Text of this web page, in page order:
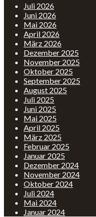
Juli 2026
Juni 2026
Mai 2026
April 2026
März 2026
Dezember 2025
November 2025
Oktober 2025
September 2025
August 2025
Juli 2025
Juni 2025
Mai 2025
April 2025
März 2025
Februar 2025
Januar 2025
Dezember 2024
November 2024
Oktober 2024
Juli 2024
Mai 2024
Januar 2024